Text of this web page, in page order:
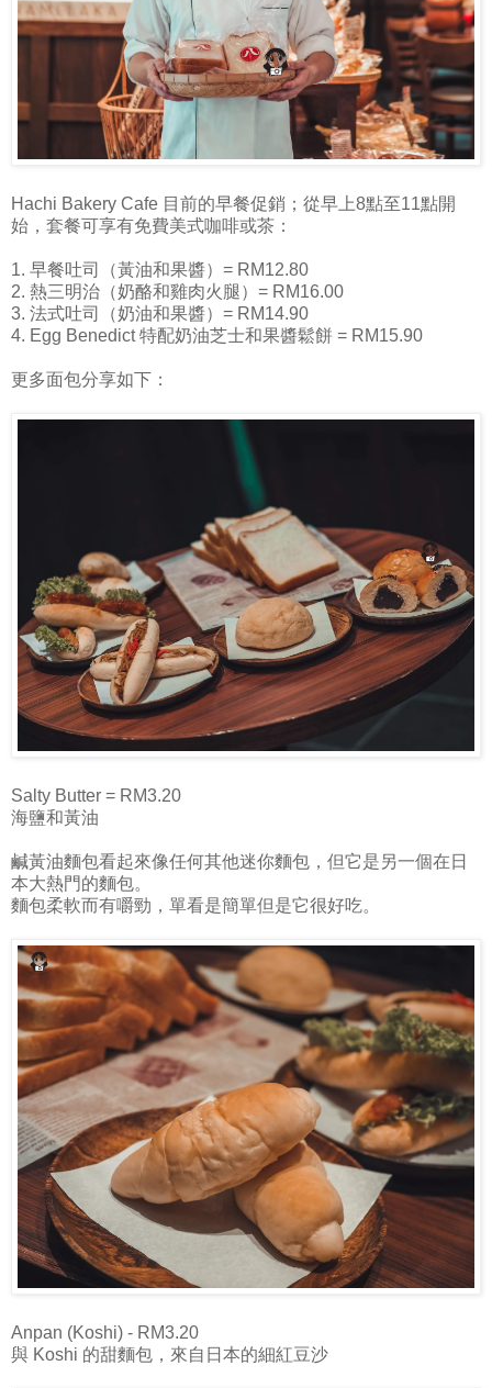
Hachi Bakery Cafe 目前的早餐促銷；從早上8點至11點開
始，套餐可享有免費美式咖啡或茶：
1. 早餐吐司（黃油和果醬）= RM12.80
2. 熱三明治（奶酪和雞肉火腿）= RM16.00
3. 法式吐司（奶油和果醬）= RM14.90
4. Egg Benedict 特配奶油芝士和果醬鬆餅 = RM15.90
更多面包分享如下：
Salty Butter = RM3.20
海鹽和黃油
鹹黃油麵包看起來像任何其他迷你麵包，但它是另一個在日
本大熱門的麵包。
麵包柔軟而有嚼勁，單看是簡單但是它很好吃。
Anpan (Koshi) - RM3.20
與 Koshi 的甜麵包，來自日本的細紅豆沙